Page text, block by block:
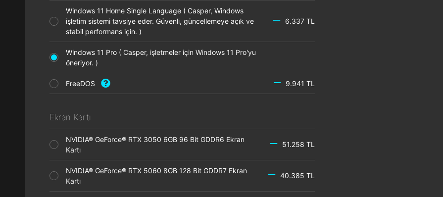
Windows 11 Home Single Language ( Casper, Windows
işletim sistemi tavsiye eder. Güvenli, güncellemeye açık ve
stabil performans için. )
6.337 TL
Windows 11 Pro ( Casper, işletmeler için Windows 11 Pro'yu
öneriyor. )
FreeDOS 9.941 TL
Ekran Kartı
NVIDIA® GeForce® RTX 3050 6GB 96 Bit GDDR6 Ekran
Kartı
51.258 TL
NVIDIA® GeForce® RTX 5060 8GB 128 Bit GDDR7 Ekran
Kartı
40.385 TL